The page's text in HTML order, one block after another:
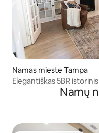
Namas mieste Tampa
Elegantiškas 5BR
Namų